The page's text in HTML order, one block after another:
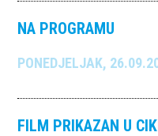
NA PROGRAMU
PONEDJELJAK,
FILM PRIKAZAN U